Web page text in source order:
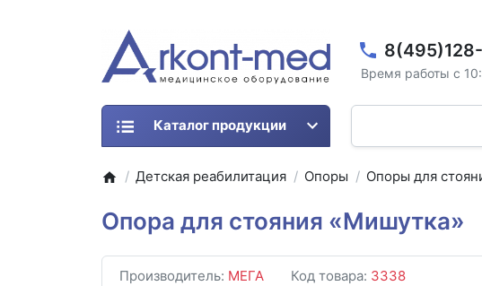
8(495)128-
Время работы с
Каталог продукции
Детская реабилитация Опоры Опоры для
Опора для стояния «Мишутка»
Производитель: МЕГА Код товара: 3338